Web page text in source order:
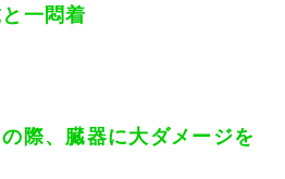
一悶着
際、臓器に大ダメージを